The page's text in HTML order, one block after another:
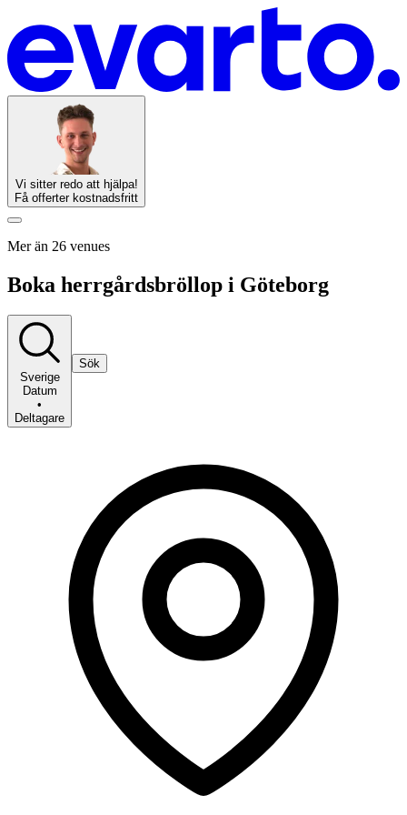
Vi sitter redo att hjälpa!
Få offerter kostnadsfritt
Mer än 26 venues
Boka herrgårdsbröllop i Göteborg
Sverige
Datum
•
Deltagare
Sök